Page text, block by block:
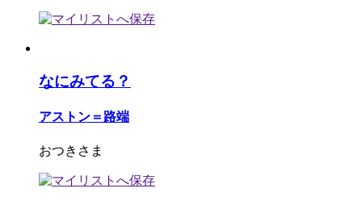
なにみてる？
アストン＝路端
おつきさま